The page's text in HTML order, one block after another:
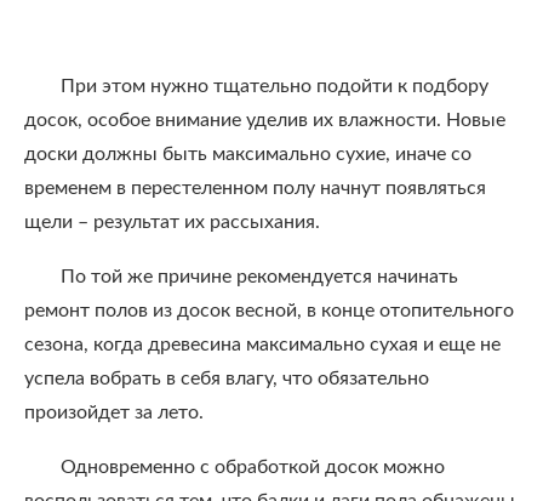
При этом нужно тщательно подойти к подбору
досок, особое внимание уделив их влажности. Новые
доски должны быть максимально сухие, иначе со
временем в перестеленном полу начнут появляться
щели – результат их рассыхания.
По той же причине рекомендуется начинать
ремонт полов из досок весной, в конце отопительного
сезона, когда древесина максимально сухая и еще не
успела вобрать в себя влагу, что обязательно
произойдет за лето.
Одновременно с обработкой досок можно